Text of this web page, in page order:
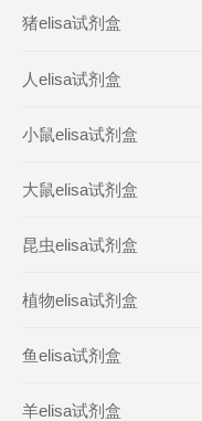
猪elisa试剂盒
人elisa试剂盒
小鼠elisa试剂盒
大鼠elisa试剂盒
昆虫elisa试剂盒
植物elisa试剂盒
鱼elisa试剂盒
羊elisa试剂盒